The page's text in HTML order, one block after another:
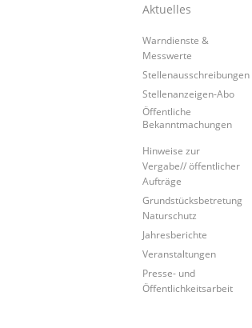
Aktuelles
Warndienste &
Messwerte
Stellenausschreibungen
Stellenanzeigen-Abo
Öffentliche
Bekanntmachungen
Hinweise zur
Vergabe// öffentlicher
Aufträge
Grundstücksbetretung
Naturschutz
Jahresberichte
Veranstaltungen
Presse- und
Öffentlichkeitsarbeit